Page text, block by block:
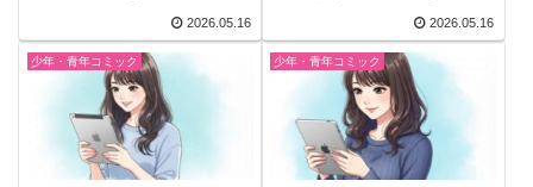
2026.05.16 2026.05.16
少年・青年コミック 少年・青年コミック